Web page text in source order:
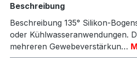
Beschreibung
Beschreibung 135° Silikon-
oder Kühlwasseranwendungen.
mehreren Gewebeverstärkun…